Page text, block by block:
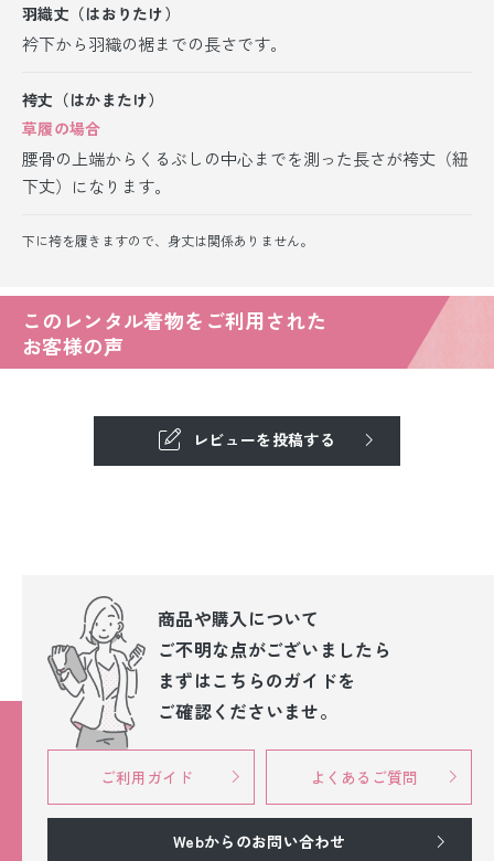
羽織丈（はおりたけ）
衿下から羽織の裾までの長さです。
袴丈（はかまたけ）
草履の場合
腰骨の上端からくるぶしの中心までを測った長さが袴丈（紐
下丈）になります。
下に袴を履きますので、身丈は関係ありません。
このレンタル着物をご利用された
お客様の声
レビューを投稿する
商品や購入について
ご不明な点がございましたら
まずはこちらのガイドを
ご確認くださいませ。
ご利用ガイド よくあるご質問
Webからのお問い合わせ